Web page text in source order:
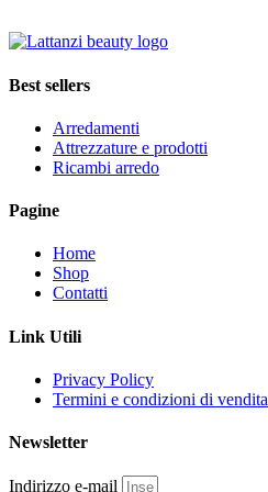
Best sellers
Arredamenti
Attrezzature e prodotti
Ricambi arredo
Pagine
Home
Shop
Contatti
Link Utili
Privacy Policy
Termini e condizioni di vendita
Newsletter
Indirizzo e-mail